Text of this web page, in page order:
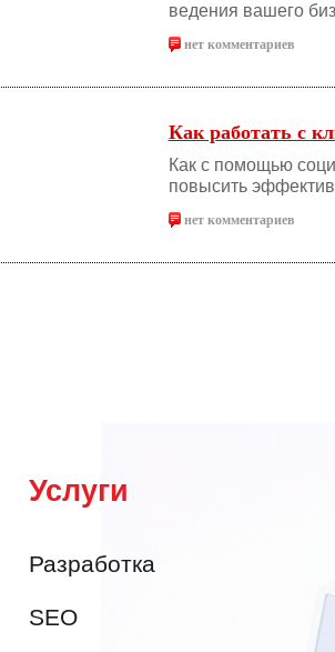
ведения вашего
нет комментариев
Как работать с
Как с помощью
повысить
нет комментариев
Услуги
Разработка
SEO